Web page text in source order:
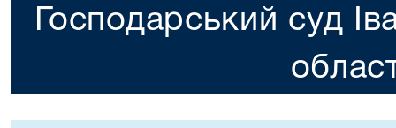
Господарський суд